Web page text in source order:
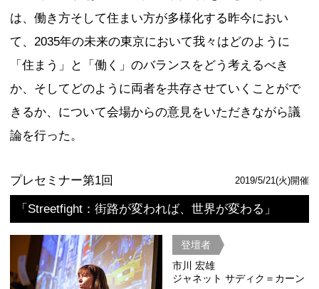
ICF
公式ページ
都市戦略セッション Part2
パネリストプレゼンテーション
登壇者
ベン・ロ
リーミン